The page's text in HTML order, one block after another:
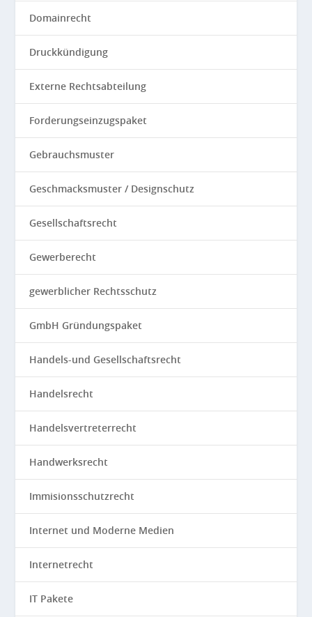
Domainrecht
Druckkündigung
Externe Rechtsabteilung
Forderungseinzugspaket
Gebrauchsmuster
Geschmacksmuster / Designschutz
Gesellschaftsrecht
Gewerberecht
gewerblicher Rechtsschutz
GmbH Gründungspaket
Handels-und Gesellschaftsrecht
Handelsrecht
Handelsvertreterrecht
Handwerksrecht
Immisionsschutzrecht
Internet und Moderne Medien
Internetrecht
IT Pakete